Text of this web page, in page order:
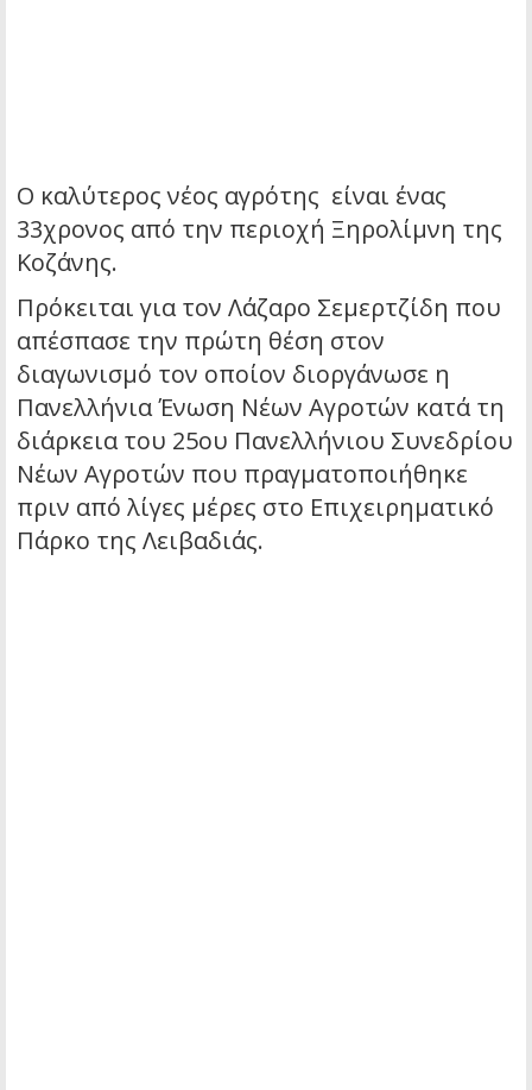
O καλύτερος νέος αγρότης είναι ένας
33χρονος από την περιοχή Ξηρολίμνη της
Κοζάνης.
Πρόκειται για τον Λάζαρο Σεμερτζίδη που
απέσπασε την πρώτη θέση στον
διαγωνισμό τον οποίον διοργάνωσε η
Πανελλήνια Ένωση Νέων Αγροτών κατά τη
διάρκεια του 25ου Πανελλήνιου Συνεδρίου
Νέων Αγροτών που πραγματοποιήθηκε
πριν από λίγες μέρες στο Επιχειρηματικό
Πάρκο της Λειβαδιάς.